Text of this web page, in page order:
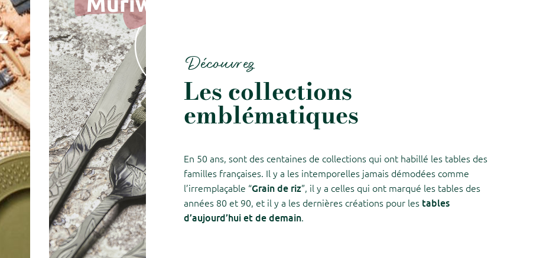
Découvrez
Les collections
emblématiques
En 50 ans, sont des centaines de collections qui ont habillé les tables des
familles françaises. Il y a les intemporelles jamais démodées comme
l’irremplaçable “Grain de riz”, il y a celles qui ont marqué les tables des
années 80 et 90, et il y a les dernières créations pour les tables
d’aujourd’hui et de demain.